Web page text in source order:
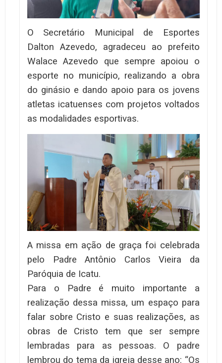
O Secretário Municipal de Esportes
Dalton Azevedo, agradeceu ao prefeito
Walace Azevedo que sempre apoiou o
esporte no município, realizando a obra
do ginásio e dando apoio para os jovens
atletas icatuenses com projetos voltados
as modalidades esportivas.
A missa em ação de graça foi celebrada
pelo Padre Antônio Carlos Vieira da
Paróquia de Icatu.
Para o Padre é muito importante a
realização dessa missa, um espaço para
falar sobre Cristo e suas realizações, as
obras de Cristo tem que ser sempre
lembradas para as pessoas. O padre
lembrou do tema da igreja desse ano: “Os